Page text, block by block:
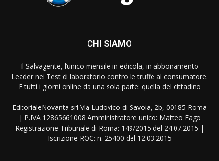
CHI SIAMO
Il Salvagente, l’unico mensile in edicola, in abbonamento
Leader nei Test di laboratorio contro le truffe al consumatore.
E tutti i giorni online da una sola parte: quella del cittadino
EditorialeNovanta srl Via Ludovico di Savoia, 2b, 00185 Roma
| P.IVA 12865661008 Amministratore unico: Matteo Fago
Registrazione Tribunale di Roma: 149/2015 del 24.07.2015 |
Iscrizione ROC: n. 25400 del 12.03.2015